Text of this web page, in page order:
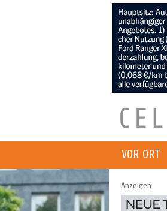
VOR ORT
Anzeigen